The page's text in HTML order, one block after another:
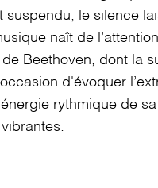
suspendu, le silence
naît de
Beethoven, dont la
d'évoquer
rythmique de sa